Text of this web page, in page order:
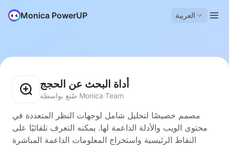
Monica PowerUP العربية
أداة البحث عن الحجج
صُنع بواسطة Monica Team
مصمم خصيصًا لتحليل شامل لوجهات النظر المتعددة في
محتوى الويب والأدلة الداعمة لها. يمكنه التعرف تلقائيًا على
النقاط الرئيسية واستخراج المعلومات الداعمة المباشرة